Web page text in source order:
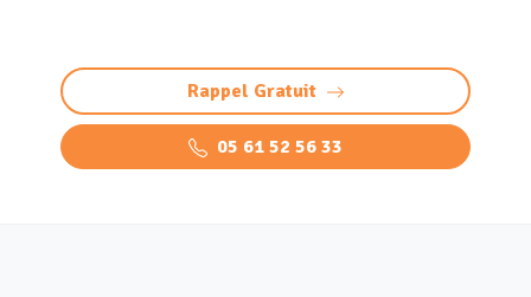
Rappel Gratuit
05 61 52 56 33